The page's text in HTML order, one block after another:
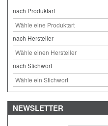
nach Produktart
nach Hersteller
nach Stichwort
NEWSLETTER